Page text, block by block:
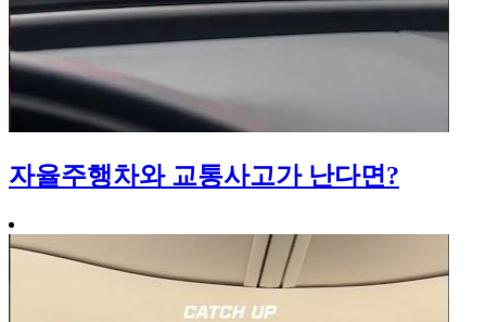
자율주행차와 교통사고가 난다면?